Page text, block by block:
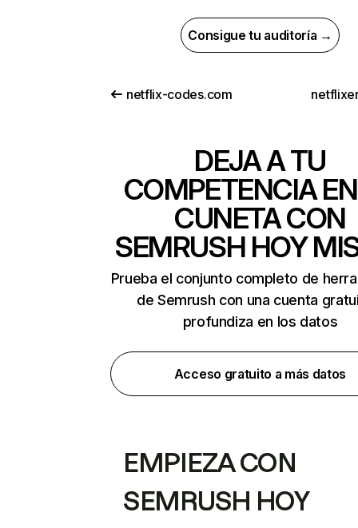
Consigue tu auditoría →
netflix-codes.com
DEJA A TU
COMPETENCIA
CUNETA CON
SEMRUSH HOY
Prueba el conjunto completo de
de Semrush con una cuenta
profundiza en los datos
Acceso gratuito a más datos
EMPIEZA CON
SEMRUSH HOY